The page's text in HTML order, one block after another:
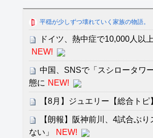
平穏が少しずつ壊れていく家族の物語。
ドイツ、熱中症で10,000人以
NEW!
中国、SNSで「スシロータワ
態に NEW!
【8月】ジュエリー【総合トピ
【朗報】阪神前川、4試合ぶ
ない」
NEW!